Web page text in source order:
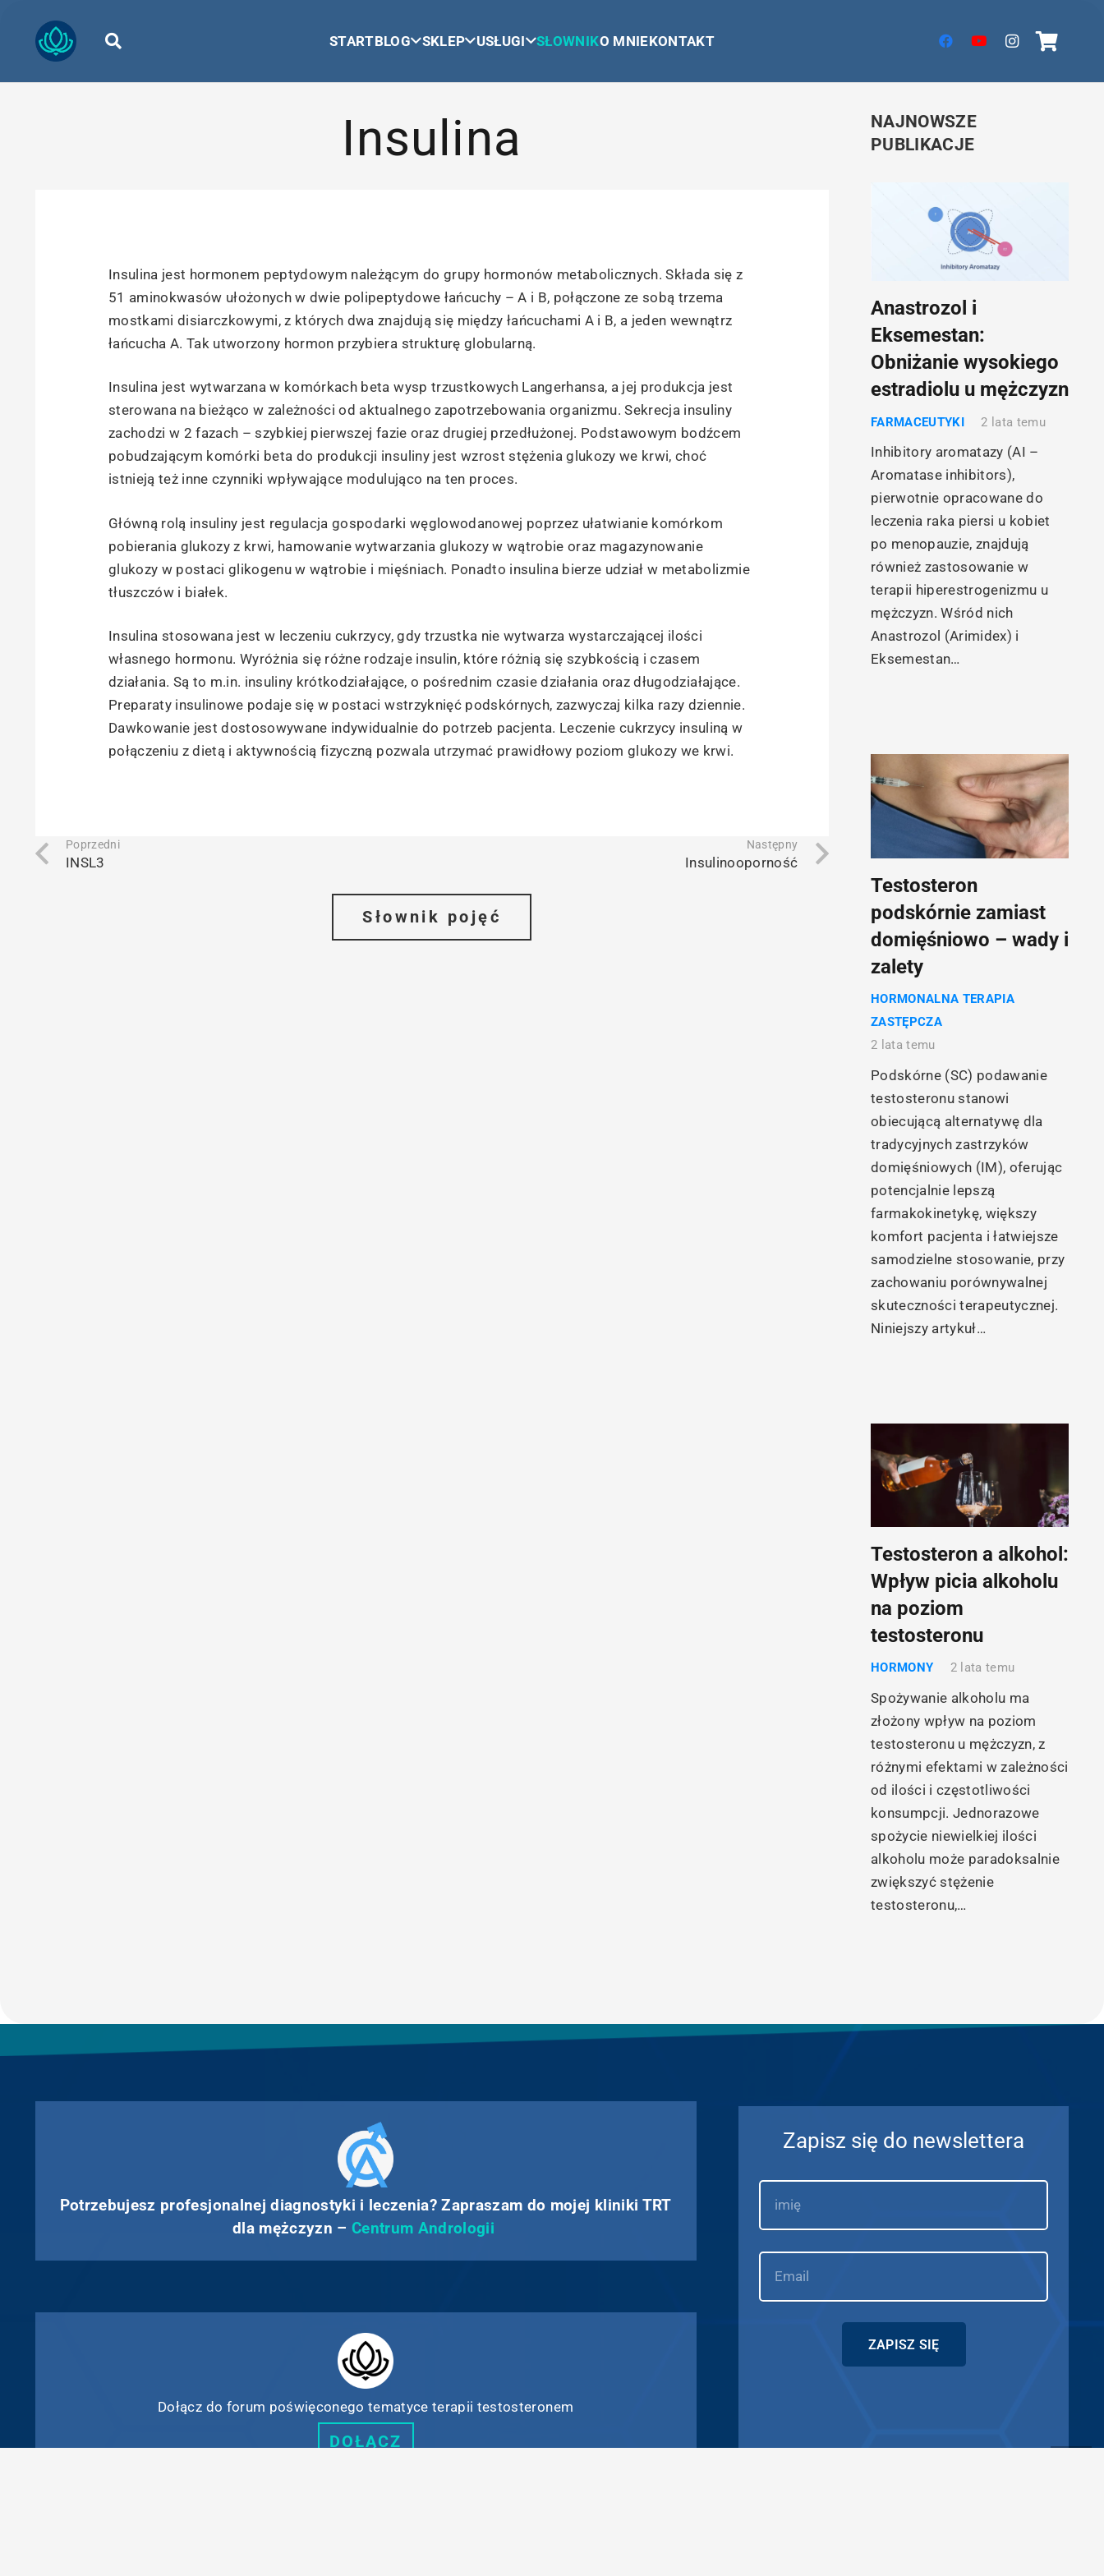
STARTBLOG SKLEP USŁUGI SŁOWNIKO MNIEKONTAKT
Insulina
Insulina jest hormonem peptydowym należącym do grupy hormonów metabolicznych. Składa się z
51 aminokwasów ułożonych w dwie polipeptydowe łańcuchy – A i B, połączone ze sobą trzema
mostkami disiarczkowymi, z których dwa znajdują się między łańcuchami A i B, a jeden wewnątrz
łańcucha A. Tak utworzony hormon przybiera strukturę globularną.
Insulina jest wytwarzana w komórkach beta wysp trzustkowych Langerhansa, a jej produkcja jest
sterowana na bieżąco w zależności od aktualnego zapotrzebowania organizmu. Sekrecja insuliny
zachodzi w 2 fazach – szybkiej pierwszej fazie oraz drugiej przedłużonej. Podstawowym bodźcem
pobudzającym komórki beta do produkcji insuliny jest wzrost stężenia glukozy we krwi, choć
istnieją też inne czynniki wpływające modulująco na ten proces.
Główną rolą insuliny jest regulacja gospodarki węglowodanowej poprzez ułatwianie komórkom
pobierania glukozy z krwi, hamowanie wytwarzania glukozy w wątrobie oraz magazynowanie
glukozy w postaci glikogenu w wątrobie i mięśniach. Ponadto insulina bierze udział w metabolizmie
tłuszczów i białek.
Insulina stosowana jest w leczeniu cukrzycy, gdy trzustka nie wytwarza wystarczającej ilości
własnego hormonu. Wyróżnia się różne rodzaje insulin, które różnią się szybkością i czasem
działania. Są to m.in. insuliny krótkodziałające, o pośrednim czasie działania oraz długodziałające.
Preparaty insulinowe podaje się w postaci wstrzyknięć podskórnych, zazwyczaj kilka razy dziennie.
Dawkowanie jest dostosowywane indywidualnie do potrzeb pacjenta. Leczenie cukrzycy insuliną w
połączeniu z dietą i aktywnością fizyczną pozwala utrzymać prawidłowy poziom glukozy we krwi.
Poprzedni
INSL3
Następny
Insulinooporność
Słownik pojęć
NAJNOWSZE
PUBLIKACJE
Anastrozol i
Eksemestan:
Obniżanie wysokiego
estradiolu u mężczyzn
FARMACEUTYKI 2 lata temu
Inhibitory aromatazy (AI –
Aromatase inhibitors),
pierwotnie opracowane do
leczenia raka piersi u kobiet
po menopauzie, znajdują
również zastosowanie w
terapii hiperestrogenizmu u
mężczyzn. Wśród nich
Anastrozol (Arimidex) i
Eksemestan…
Testosteron
podskórnie zamiast
domięśniowo – wady i
zalety
HORMONALNA TERAPIA
ZASTĘPCZA
2 lata temu
Podskórne (SC) podawanie
testosteronu stanowi
obiecującą alternatywę dla
tradycyjnych zastrzyków
domięśniowych (IM), oferując
potencjalnie lepszą
farmakokinetykę, większy
komfort pacjenta i łatwiejsze
samodzielne stosowanie, przy
zachowaniu porównywalnej
skuteczności terapeutycznej.
Niniejszy artykuł…
Testosteron a alkohol:
Wpływ picia alkoholu
na poziom
testosteronu
HORMONY 2 lata temu
Spożywanie alkoholu ma
złożony wpływ na poziom
testosteronu u mężczyzn, z
różnymi efektami w zależności
od ilości i częstotliwości
konsumpcji. Jednorazowe
spożycie niewielkiej ilości
alkoholu może paradoksalnie
zwiększyć stężenie
testosteronu,…
Potrzebujesz profesjonalnej diagnostyki i leczenia? Zapraszam do mojej kliniki TRT
dla mężczyzn – Centrum Andrologii
Dołącz do forum poświęconego tematyce terapii testosteronem
DOŁĄCZ
Zapisz się do newslettera
ZAPISZ SIĘ